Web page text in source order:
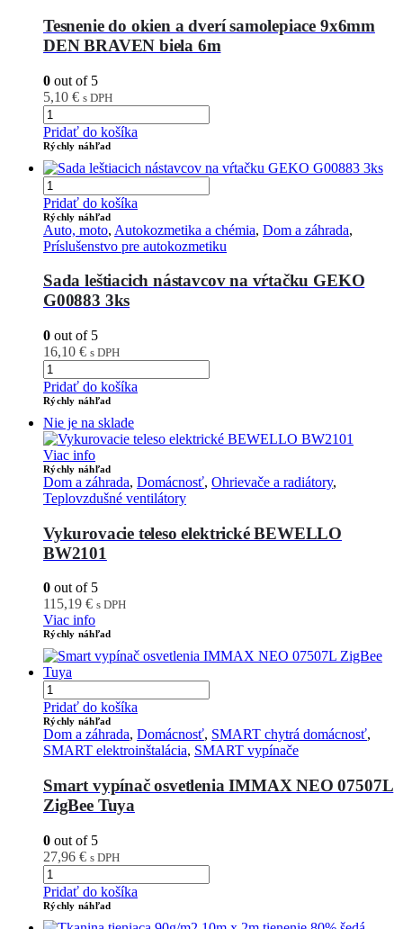
Tesnenie do okien a dverí samolepiace 9x6mm
DEN BRAVEN biela 6m
0 out of 5
5,10 € s DPH
Pridať do košíka
Rýchly náhľad
Pridať do košíka
Rýchly náhľad
Auto, moto, Autokozmetika a chémia, Dom a záhrada,
Príslušenstvo pre autokozmetiku
Sada leštiacich nástavcov na vŕtačku GEKO
G00883 3ks
0 out of 5
16,10 € s DPH
Pridať do košíka
Rýchly náhľad
Nie je na sklade
Viac info
Rýchly náhľad
Dom a záhrada, Domácnosť, Ohrievače a radiátory,
Teplovzdušné ventilátory
Vykurovacie teleso elektrické BEWELLO
BW2101
0 out of 5
115,19 € s DPH
Viac info
Rýchly náhľad
Pridať do košíka
Rýchly náhľad
Dom a záhrada, Domácnosť, SMART chytrá domácnosť,
SMART elektroinštalácia, SMART vypínače
Smart vypínač osvetlenia IMMAX NEO 07507L
ZigBee Tuya
0 out of 5
27,96 € s DPH
Pridať do košíka
Rýchly náhľad